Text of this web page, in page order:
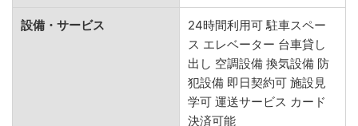
設備・サービス
24時間利用可 駐車スペー
ス エレベーター 台車貸し
出し 空調設備 換気設備 防
犯設備 即日契約可 施設見
学可 運送サービス カード
決済可能